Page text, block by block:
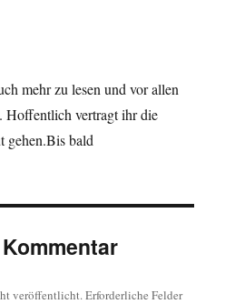
mehr zu lesen und vor allen
Hoffentlich vertragt ihr die
gehen.Bis bald
veröffentlicht. Erforderliche Felder